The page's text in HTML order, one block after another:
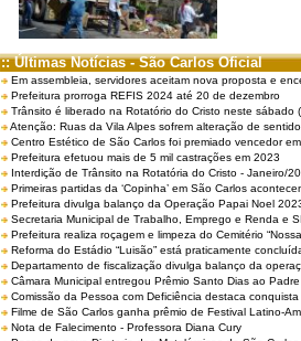
:: Últimas Notícias - São Carlos Oficial
Em assembleia, servidores aceitam nova proposta e
Prefeitura prorroga REFIS 2024 até 20 de dezembro
Trânsito é liberado na Rotatório do Cristo neste sábado
Atenção: Ruas da Vila Alpes sofrem alteração de
Centro Estético de São Carlos foi premiado vencedor
Prefeitura efetuou mais de 5 mil castrações em 2023
Interdição de Trânsito na Rotatória do Cristo - Janeiro/
Primeiras partidas da ‘Copinha’ em São Carlos
Prefeitura divulga balanço da Operação Papai Noel
Secretaria Municipal de Trabalho, Emprego e Renda e
Prefeitura realiza roçagem e limpeza do Cemitério
Reforma do Estádio “Luisão” está praticamente
Departamento de fiscalização divulga balanço da
Câmara Municipal entregou Prêmio Santo Dias ao
Comissão da Pessoa com Deficiência destaca
Filme de São Carlos ganha prêmio de Festival Latino-
Nota de Falecimento - Professora Diana Cury